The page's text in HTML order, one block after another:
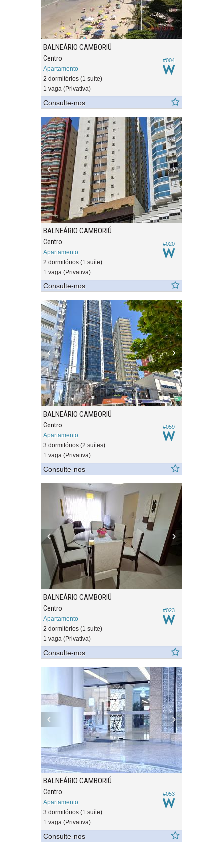
#004
BALNEÁRIO CAMBORIÚ
Centro
Apartamento
2 dormitórios (1 suíte)
1 vaga (Privativa)
Consulte-nos
#020
BALNEÁRIO CAMBORIÚ
Centro
Apartamento
2 dormitórios (1 suíte)
1 vaga (Privativa)
Consulte-nos
#059
BALNEÁRIO CAMBORIÚ
Centro
Apartamento
3 dormitórios (2 suítes)
1 vaga (Privativa)
Consulte-nos
#023
BALNEÁRIO CAMBORIÚ
Centro
Apartamento
2 dormitórios (1 suíte)
1 vaga (Privativa)
Consulte-nos
#053
BALNEÁRIO CAMBORIÚ
Centro
Apartamento
3 dormitórios (1 suíte)
1 vaga (Privativa)
Consulte-nos